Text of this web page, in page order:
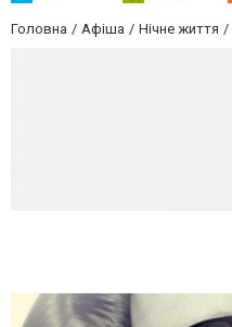
Головна Афіша Нічне життя